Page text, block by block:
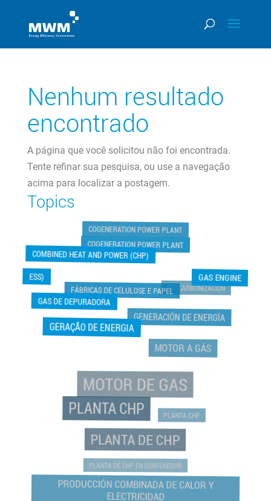
Nenhum resultado
encontrado
A página que você solicitou não foi encontrada.
Tente refinar sua pesquisa, ou use a navegação
acima para localizar a postagem.
Topics
COGENERATION POWER PLANT
COGENERATION POWER PLANT
COMBINED HEAT AND POWER (CHP)
DESCARBONIZACIÓN
ESS)
FÁBRICAS DE CELULOSE E PAPEL
GAS ENGINE
GAS DE DEPURADORA
GENERACIÓN DE ENERGÍA
GERAÇÃO DE ENERGIA
MOTOR A GÁS
MOTOR DE GAS
PLANTA CHP PLANTA CHP
PLANTA DE CHP
PLANTA DE CHP EN CONTENEDOR
PRODUCCIÓN COMBINADA DE CALOR Y
ELECTRICIDAD